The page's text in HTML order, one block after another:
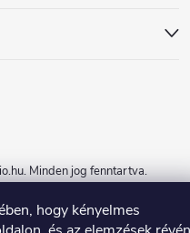
hogy kényelmes
. Minden jog fenntartva.